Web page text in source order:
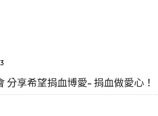
分享希望捐血博愛- 捐血做愛心！